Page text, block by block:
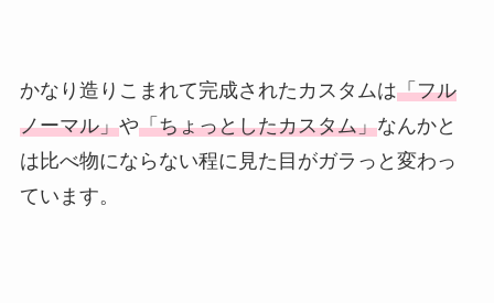
かなり造りこまれて完成されたカスタムは「フル
ノーマル」や「ちょっとしたカスタム」なんかと
は比べ物にならない程に見た目がガラっと変わっ
ています。